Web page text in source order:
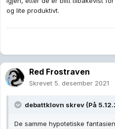
og lite produktivt.
Red Frostraven
Skrevet 5. desember 2021
debattklovn skrev (På
De samme hypotetiske